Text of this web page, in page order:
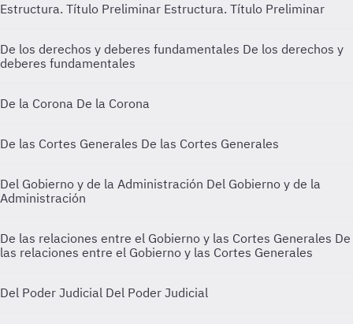
Estructura. Título Preliminar Estructura. Título Preliminar
De los derechos y deberes fundamentales De los derechos y
deberes fundamentales
De la Corona De la Corona
De las Cortes Generales De las Cortes Generales
Del Gobierno y de la Administración Del Gobierno y de la
Administración
De las relaciones entre el Gobierno y las Cortes Generales De
las relaciones entre el Gobierno y las Cortes Generales
Del Poder Judicial Del Poder Judicial